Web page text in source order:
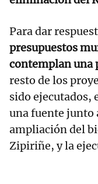
Para dar
presupuestos
contemplan una
resto de los
sido ejecutados,
una fuente junto
ampliación del
Zipiriñe, y la